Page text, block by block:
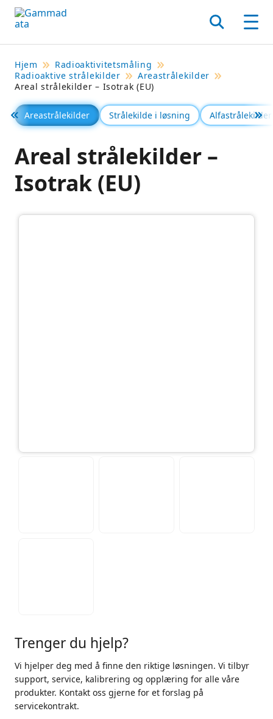
Hopp
til
Søk
Hjem
Radioaktivitetsmåling
Radioaktive strålekilder
Areastrålekilder
Areal strålekilder – Isotrak (EU)
Areastrålekilder Strålekilde i løsning Alfastrålekilder
Föregående Se
Areal strålekilder –
Isotrak (EU)
Trenger du hjelp?
Vi hjelper deg med å finne den riktige løsningen. Vi tilbyr
support, service, kalibrering og opplæring for alle våre
produkter. Kontakt oss gjerne for et forslag på
servicekontrakt.